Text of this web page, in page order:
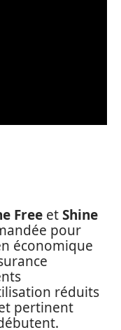
Free etShine
pour
économique
réduits
pertinent